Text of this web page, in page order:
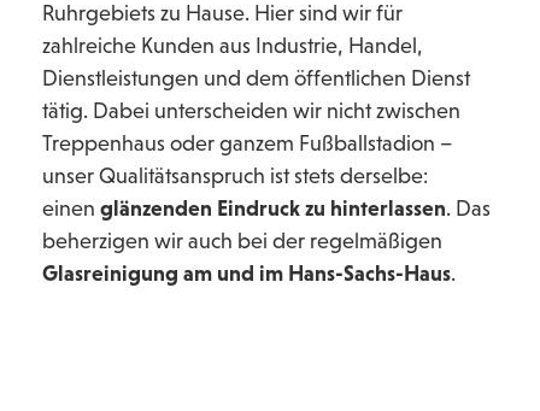
Ruhrgebiets zu Hause. Hier sind wir für
zahlreiche Kunden aus Industrie, Handel,
Dienstleistungen und dem öffentlichen Dienst
tätig. Dabei unterscheiden wir nicht zwischen
Treppenhaus oder ganzem Fußballstadion –
unser Qualitätsanspruch ist stets derselbe:
einen glänzenden Eindruck zu hinterlassen. Das
beherzigen wir auch bei der regelmäßigen
Glasreinigung am und im Hans-Sachs-Haus.